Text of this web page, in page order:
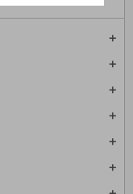
add
add
add
add
add
add